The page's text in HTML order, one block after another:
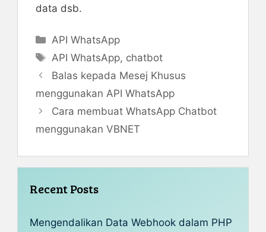
data dsb.
Categories
API WhatsApp
Tags
API WhatsApp, chatbot
Balas kepada Mesej Khusus
menggunakan API WhatsApp
Cara membuat WhatsApp Chatbot
menggunakan VBNET
Recent Posts
Mengendalikan Data Webhook dalam PHP